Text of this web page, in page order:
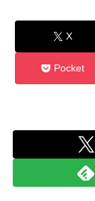
X
Pocket